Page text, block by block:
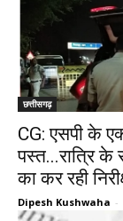
छत्तीसगढ़
CG: एसपी के
पस्त...रात्रि के
का कर रही
Dipesh Kushwaha -